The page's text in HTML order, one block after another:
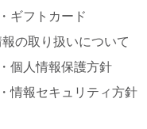
ギフトカード
の取り扱いについて
個人情報保護方針
情報セキュリティ方針